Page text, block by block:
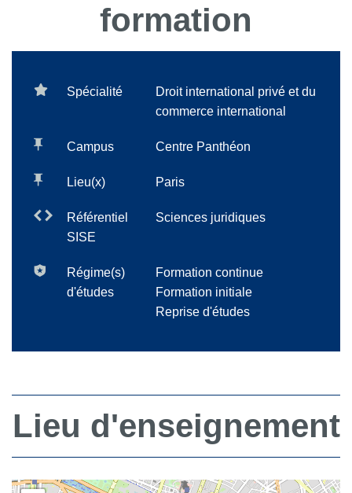
formation
Spécialité
Droit international privé et du
commerce international
Campus Centre Panthéon
Lieu(x) Paris
Référentiel
SISE
Sciences juridiques
Régime(s)
d'études
Formation continue
Formation initiale
Reprise d'études
Lieu d'enseignement